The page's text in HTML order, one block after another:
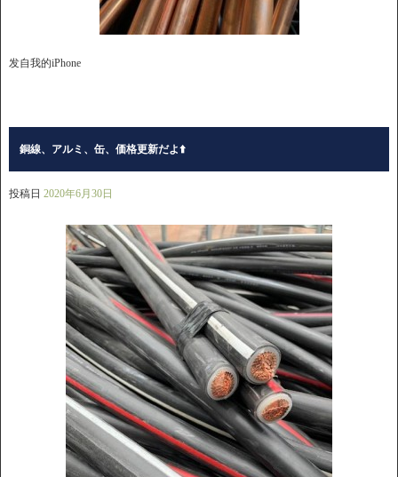
发自我的iPhone
銅線、アルミ、缶、価格更新だよ⬆️
投稿日 2020年6月30日